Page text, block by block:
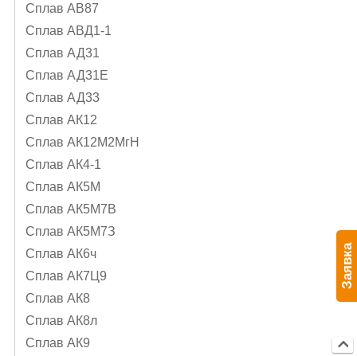
Сплав АВ87
Сплав АВД1-1
Сплав АД31
Сплав АД31Е
Сплав АД33
Сплав АК12
Сплав АК12М2МгН
Сплав АК4-1
Сплав АК5М
Сплав АК5М7В
Сплав АК5М7З
Сплав АК6ч
Сплав АК7Ц9
Сплав АК8
Сплав АК8л
Сплав АК9
Заявка